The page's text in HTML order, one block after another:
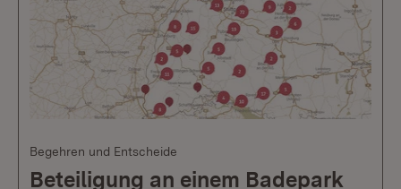
Begehren und Entscheide
Beteiligung an einem Badepark